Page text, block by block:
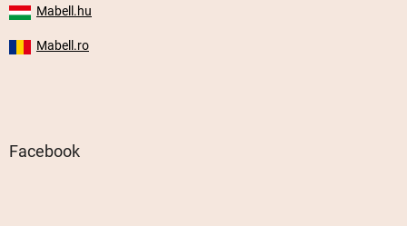
Mabell.hu
Mabell.ro
Facebook